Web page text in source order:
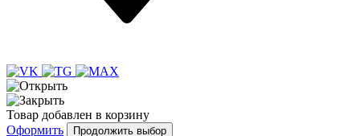
Товар добавлен в корзину
Оформить
Продолжить выбор